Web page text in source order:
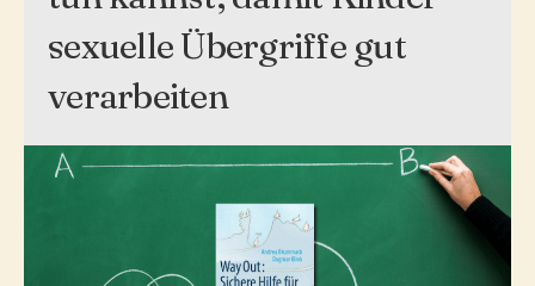
sexuelle Übergriffe gut
verarbeiten